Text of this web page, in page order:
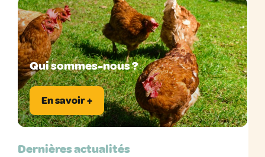
Qui sommes-nous ?
En savoir +
Dernières actualités